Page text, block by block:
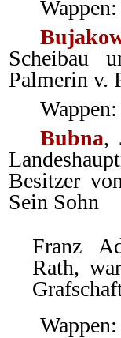
Scheibau
Palmerin v.
Bubna,
Besitzer
Sein Sohn
Franz
Rath,